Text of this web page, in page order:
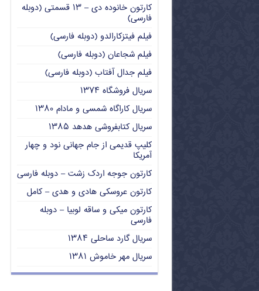
کارتون خانوده دی – ۱۳ قسمتی (دوبله
فارسی)
فیلم فیتزکارالدو (دوبله فارسی)
فیلم شجاعان (دوبله فارسی)
فیلم جدال آفتاب (دوبله فارسی)
سریال فروشگاه ۱۳۷۴
سریال کاراگاه شمسی و مادام ۱۳۸۰
سریال کتابفروشی هدهد ۱۳۸۵
کلیپ قدیمی از جام جهانی نود و چهار
آمریکا
کارتون جوجه اردک زشت – دوبله فارسی
کارتون عروسکی هادی و هدی – کامل
کارتون میکی و ساقه لوبیا – دوبله
فارسی
سریال گارد ساحلی ۱۳۸۴
سریال مهر خاموش ۱۳۸۱